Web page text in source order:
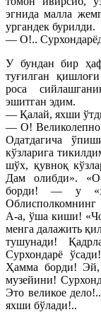
эгнида малла
ургандек бурилди.
— О!..
У бундан бир
туғилган
роса
эшитган эдим.
— Қалай, яхши
— О!
Одатдагича
кўзларига
шўх, қувноқ
Дам олибди».
борди! — у
А-а, ўша киши!
менга далажить
тушунади!
Сурхондарё
Ҳамма борди! Эй,
музейини!
Это великое
яхши бўлади!..